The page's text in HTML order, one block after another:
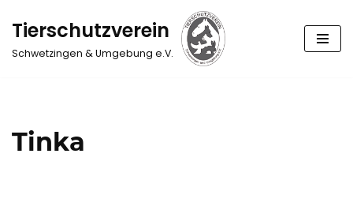
Zum
Inhalt
Tierschutzverein
Schwetzingen & Umgebung e.V.
Tinka